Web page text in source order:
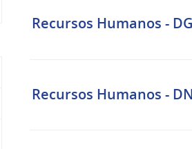
Recursos Humanos -
Recursos Humanos -